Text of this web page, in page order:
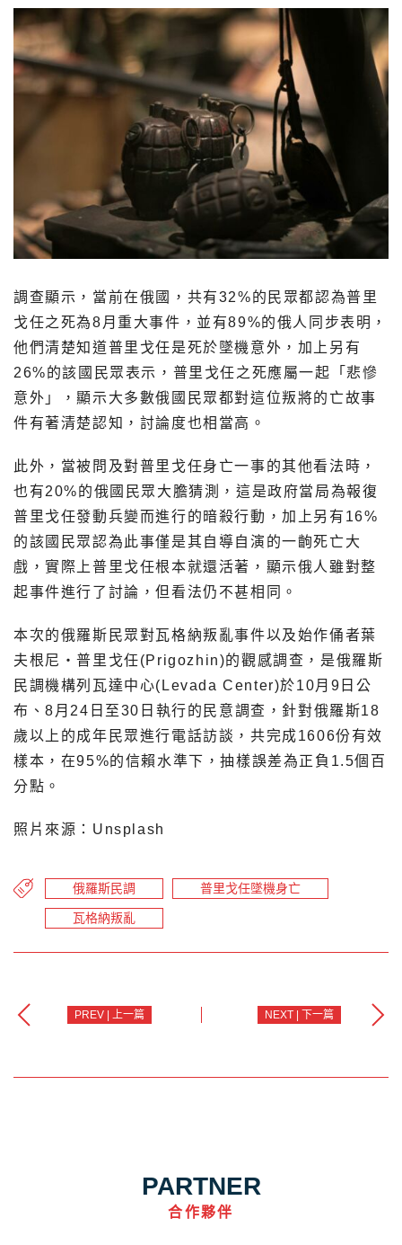
調查顯示，當前在俄國，共有32%的民眾都認為普里
戈任之死為8月重大事件，並有89%的俄人同步表明，
他們清楚知道普里戈任是死於墜機意外，加上另有
26%的該國民眾表示，普里戈任之死應屬一起「悲慘
意外」，顯示大多數俄國民眾都對這位叛將的亡故事
件有著清楚認知，討論度也相當高。
此外，當被問及對普里戈任身亡一事的其他看法時，
也有20%的俄國民眾大膽猜測，這是政府當局為報復
普里戈任發動兵變而進行的暗殺行動，加上另有16%
的該國民眾認為此事僅是其自導自演的一齣死亡大
戲，實際上普里戈任根本就還活著，顯示俄人雖對整
起事件進行了討論，但看法仍不甚相同。
本次的俄羅斯民眾對瓦格納叛亂事件以及始作俑者葉
夫根尼・普里戈任(Prigozhin)的觀感調查，是俄羅斯
民調機構列瓦達中心(Levada Center)於10月9日公
布、8月24日至30日執行的民意調查，針對俄羅斯18
歲以上的成年民眾進行電話訪談，共完成1606份有效
樣本，在95%的信賴水準下，抽樣誤差為正負1.5個百
分點。
照片來源：Unsplash
俄羅斯民調 普里戈任墜機身亡
瓦格納叛亂
PREV | 上一篇 NEXT | 下一篇
PARTNER
合作夥伴